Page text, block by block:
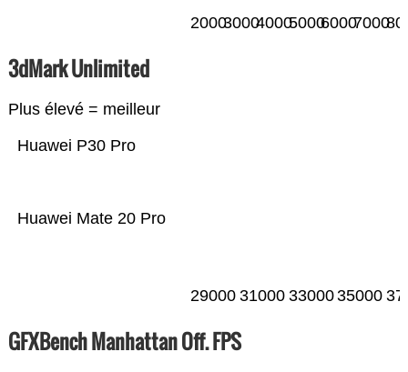
200030004000500060007000
3dMark Unlimited
Plus élevé = meilleur
Huawei Mate 20 Pro
Huawei P30 Pro
29000 31000 3300035000
GFXBench Manhattan Off. FPS